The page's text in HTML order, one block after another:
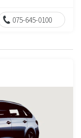
075-645-0100